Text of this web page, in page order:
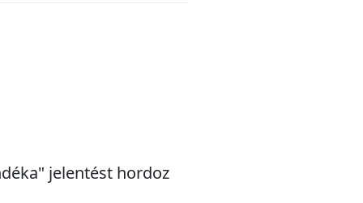
jelentést hordoz